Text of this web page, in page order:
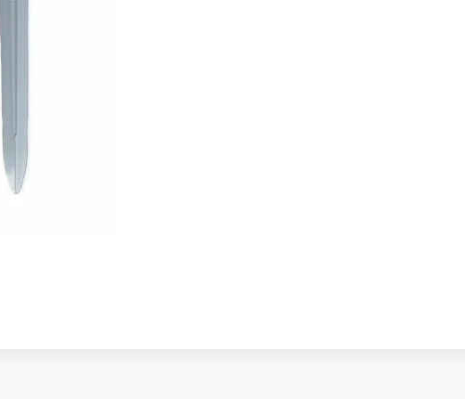
Деревянные игрушки
Деревянные игрушки
Деревянная игрушка.Рамка-
вкладыш.